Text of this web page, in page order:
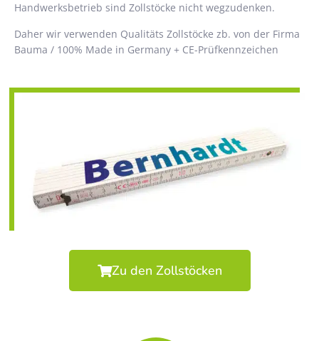
Handwerksbetrieb sind Zollstöcke nicht wegzudenken.
Daher wir verwenden Qualitäts Zollstöcke zb. von der Firma
Bauma / 100% Made in Germany + CE-Prüfkennzeichen
Zu den Zollstöcken